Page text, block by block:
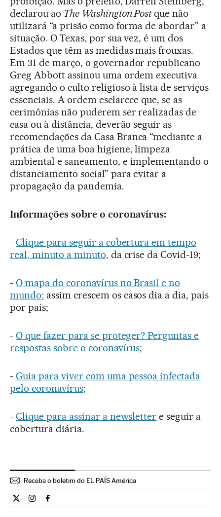
declarou ao The Washington Postque não
utilizará “a prisão como forma de abordar” a
situação. O Texas, por sua vez, é um dos
Estados que têm as medidas mais frouxas.
Em 31 de março, o governador republicano
Greg Abbott assinou uma ordem executiva
agregando o culto religioso à lista de serviços
essenciais. A ordem esclarece que, se as
cerimônias não puderem ser realizadas de
casa ou à distância, deverão seguir as
recomendações da Casa Branca “mediante a
prática de uma boa higiene, limpeza
ambiental e saneamento, e implementando o
distanciamento social” para evitar a
propagação da pandemia.
Informações sobre o coronavírus:
- Clique para seguir a cobertura em tempo
real, minuto a minuto, da crise da Covid-19;
- O mapa do coronavírus no Brasil e no
mundo: assim crescem os casos dia a dia, país
por país;
- O que fazer para se proteger? Perguntas e
respostas sobre o coronavírus;
- Guia para viver com uma pessoa infectada
pelo coronavírus;
- Clique para assinar a newsletter e seguir a
cobertura diária.
Receba o boletim do EL PAÍS América
Internacional El País Brasil en Twitter
Internacional El País Brasil en Instagram
Internacional El País Brasil en Facebook